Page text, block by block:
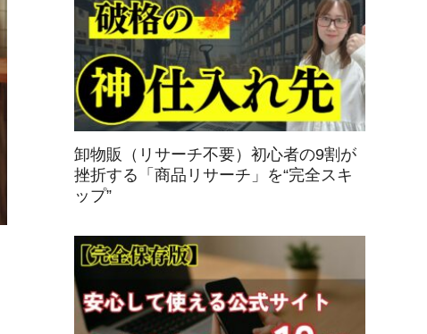
卸物販（リサーチ不要）初心者の9割が
挫折する「商品リサーチ」を“完全スキ
ップ”